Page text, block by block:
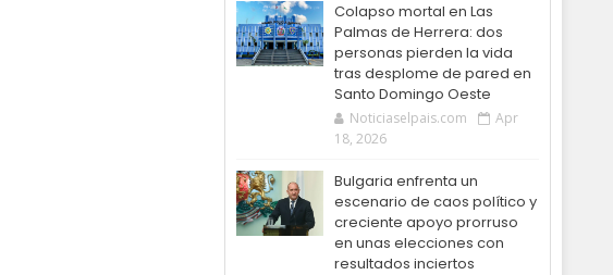
Colapso mortal en Las
Palmas de Herrera: dos
personas pierden la vida
tras desplome de pared en
Santo Domingo Oeste
Noticiaselpais.com
Apr
18, 2026
Bulgaria enfrenta un
escenario de caos político y
creciente apoyo prorruso
en unas elecciones con
resultados inciertos